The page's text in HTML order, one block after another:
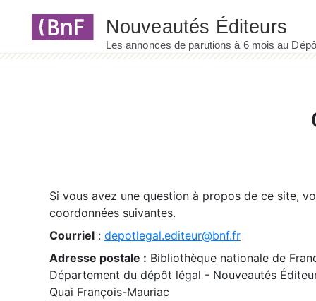
Si vous avez une question à propos de ce site,
coordonnées suivantes.
Courriel : depotlegal.editeur@bnf.fr
Adresse postale : Bibliothèque nationale de
Département du dépôt légal - Nouveautés
Quai François-Mauriac